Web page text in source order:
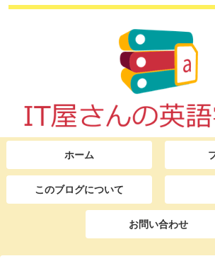
ホーム
このブログについて
お問い合わせ